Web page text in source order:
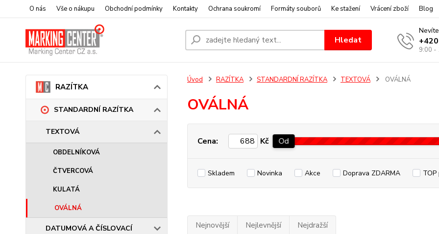
O nás Vše o nákupu Obchodní podmínky Kontakty Ochrana soukromí Formáty souborů Ke stažení Vrácení zboží Blog
Hledat
9:00 -
RAZÍTKA
STANDARDNÍ RAZÍTKA
TEXTOVÁ
OBDELNÍKOVÁ
ČTVERCOVÁ
KULATÁ
OVÁLNÁ
DATUMOVÁ A ČÍSLOVACÍ
Úvod RAZÍTKA STANDARDNÍ RAZÍTKA TEXTOVÁ OVÁLNÁ
OVÁLNÁ
Cena: Kč Od
Skladem Novinka Akce Doprava ZDARMA
Nejnovější Nejlevnější Nejdražší